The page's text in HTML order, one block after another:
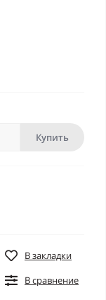
Купить
В закладки
В сравнение